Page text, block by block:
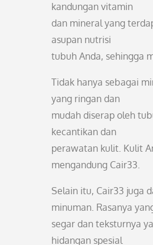
kandungan vitamin
dan mineral yang
asupan nutrisi
tubuh Anda, sehingga
Tidak hanya sebagai
yang ringan dan
mudah diserap oleh
kecantikan dan
perawatan kulit. Kulit
mengandung Cair33.
Selain itu, Cair33 juga
minuman. Rasanya
segar dan teksturnya
hidangan spesial